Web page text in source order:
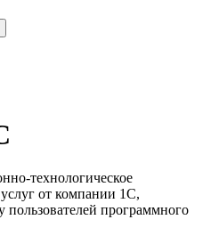
технологическое
от компании 1С,
программного